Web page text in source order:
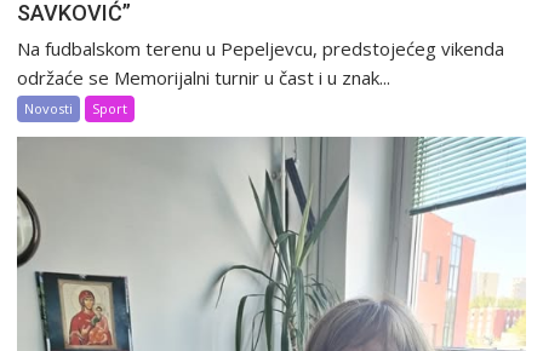
SAVKOVIĆ”
Na fudbalskom terenu u Pepeljevcu, predstojećeg vikenda
održaće se Memorijalni turnir u čast i u znak...
Novosti Sport